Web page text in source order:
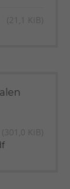
(21,1 KiB)
(301,0 KiB)